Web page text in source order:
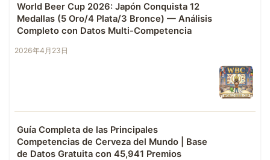
World Beer Cup 2026: Japón Conquista 12
Medallas (5 Oro/4 Plata/3 Bronce) — Análisis
Completo con Datos Multi-Competencia
2026年4月23日
Guía Completa de las Principales
Competencias de Cerveza del Mundo | Base
de Datos Gratuita con 45,941 Premios